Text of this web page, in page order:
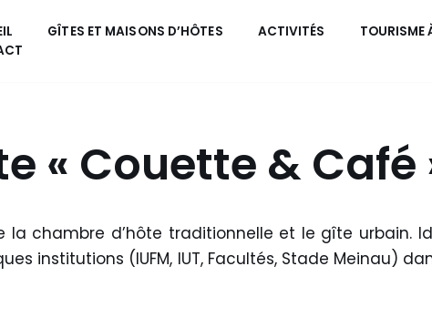
GÎTES ET MAISONS D’HÔTES ACTIVITÉS TOURISME
« Couette & Café
chambre d’hôte traditionnelle et le gîte urbain.
institutions (IUFM, IUT, Facultés, Stade Meinau)